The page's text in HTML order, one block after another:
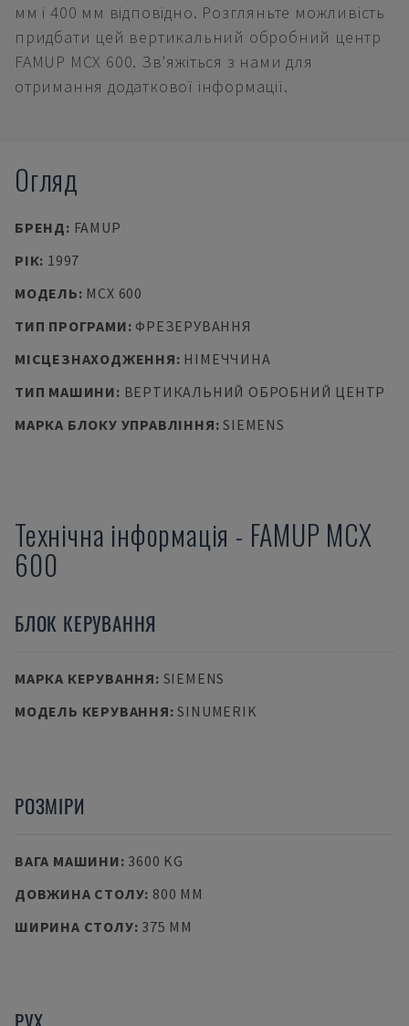
мм і 400 мм відповідно. Розгляньте можливість
придбати цей вертикальний обробний центр
FAMUP MCX 600. Зв'яжіться з нами для
отримання додаткової інформації.
Огляд
БРЕНД: FAMUP
РІК: 1997
МОДЕЛЬ: MCX 600
ТИП ПРОГРАМИ: ФРЕЗЕРУВАННЯ
МІСЦЕЗНАХОДЖЕННЯ: НІМЕЧЧИНА
ТИП МАШИНИ: ВЕРТИКАЛЬНИЙ ОБРОБНИЙ ЦЕНТР
МАРКА БЛОКУ УПРАВЛІННЯ:SIEMENS
Технічна інформація - FAMUP MCX
600
БЛОК КЕРУВАННЯ
МАРКА КЕРУВАННЯ: SIEMENS
МОДЕЛЬ КЕРУВАННЯ:SINUMERIK
РОЗМІРИ
ВАГА МАШИНИ: 3600 KG
ДОВЖИНА СТОЛУ: 800 MM
ШИРИНА СТОЛУ: 375 MM